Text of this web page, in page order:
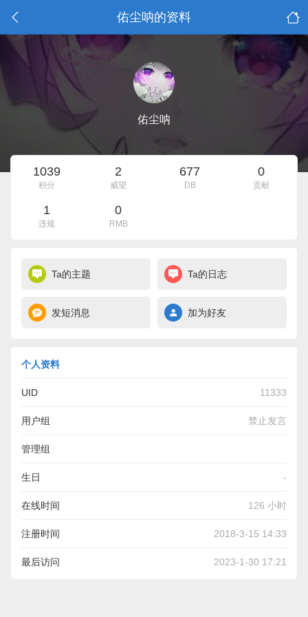
佑尘呐的资料
佑尘呐
1039
积分
2
威望
677
DB
0
贡献
1
违规
0
RMB
Ta的主题 Ta的日志
发短消息 加为好友
个人资料
UID 11333
用户组 禁止发言
管理组
生日 -
在线时间 126 小时
注册时间 2018-3-15 14:33
最后访问 2023-1-30 17:21